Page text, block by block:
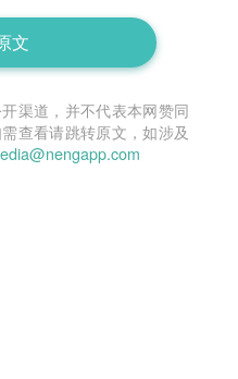
文
渠道，并不代表本网赞同
查看请跳转原文，如涉及